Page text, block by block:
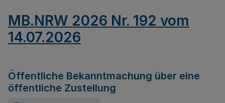
MB.NRW 2026 Nr. 192 vom
14.07.2026
Öffentliche Bekanntmachung über eine
öffentliche Zustellung